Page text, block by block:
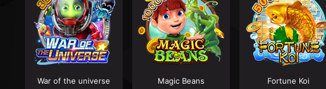
War of the universe
Magic Beans
Fortune Koi